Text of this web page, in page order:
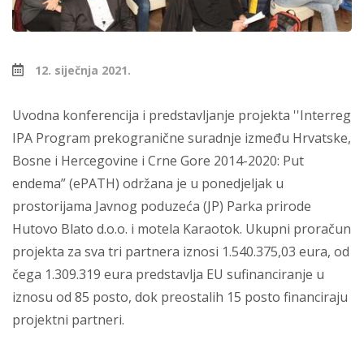
12. siječnja 2021.
Uvodna konferencija i predstavljanje projekta ''Interreg
IPA Program prekogranične suradnje između Hrvatske,
Bosne i Hercegovine i Crne Gore 2014-2020: Put
endema” (ePATH) održana je u ponedjeljak u
prostorijama Javnog poduzeća (JP) Parka prirode
Hutovo Blato d.o.o. i motela Karaotok. Ukupni proračun
projekta za sva tri partnera iznosi 1.540.375,03 eura, od
čega 1.309.319 eura predstavlja EU sufinanciranje u
iznosu od 85 posto, dok preostalih 15 posto financiraju
projektni partneri.